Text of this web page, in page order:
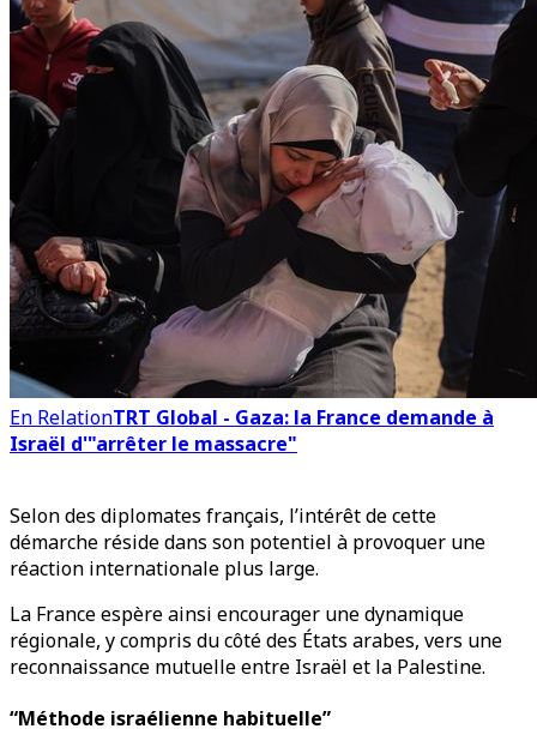
En RelationTRT Global - Gaza: la France demande à
Israël d'"arrêter le massacre"
Selon des diplomates français, l’intérêt de cette
démarche réside dans son potentiel à provoquer une
réaction internationale plus large.
La France espère ainsi encourager une dynamique
régionale, y compris du côté des États arabes, vers une
reconnaissance mutuelle entre Israël et la Palestine.
“Méthode israélienne habituelle”